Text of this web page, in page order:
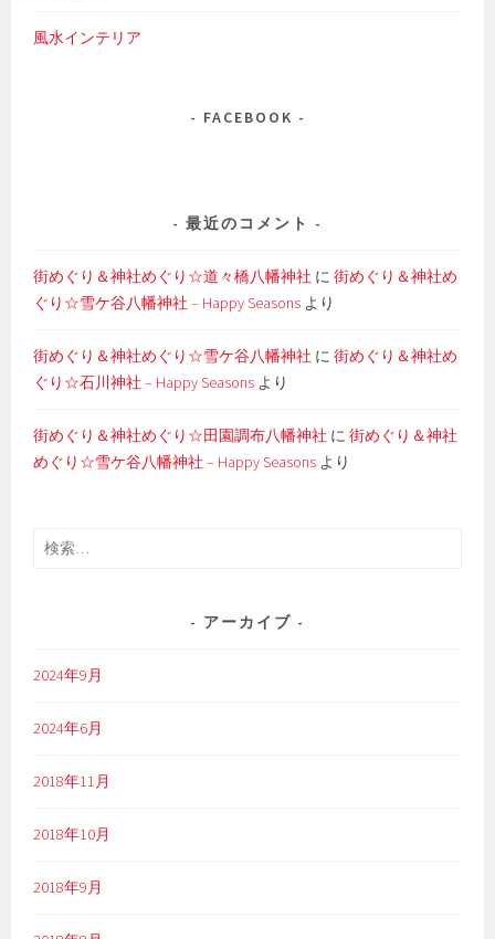
風水インテリア
FACEBOOK
最近のコメント
街めぐり＆神社めぐり☆道々橋八幡神社 に街めぐり＆神社め
ぐり☆雪ケ谷八幡神社 – Happy Seasons より
街めぐり＆神社めぐり☆雪ケ谷八幡神社 に街めぐり＆神社め
ぐり☆石川神社 – Happy Seasons より
街めぐり＆神社めぐり☆田園調布八幡神社 に街めぐり＆神社
めぐり☆雪ケ谷八幡神社 – Happy Seasons より
検
アーカイブ
2024年9月
2024年6月
2018年11月
2018年10月
2018年9月